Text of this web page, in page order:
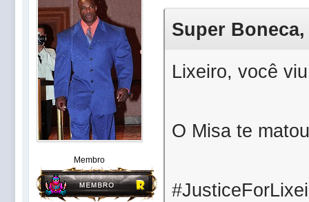
Membro
Super
Lixeiro, você
O Misa te